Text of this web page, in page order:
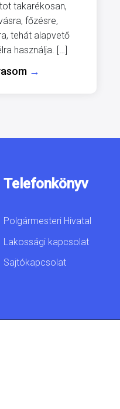
takarékosan,
főzésre,
tehát alapvető
használja. […]
→
Telefonkönyv
Polgármesteri Hivatal
Lakossági kapcsolat
Sajtókapcsolat